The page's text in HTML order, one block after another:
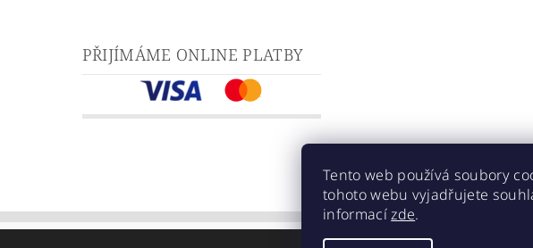
PŘIJÍMÁME ONLINE PLATBY
Tento web používá soubory
tohoto webu vyjadřujete
informacízde.